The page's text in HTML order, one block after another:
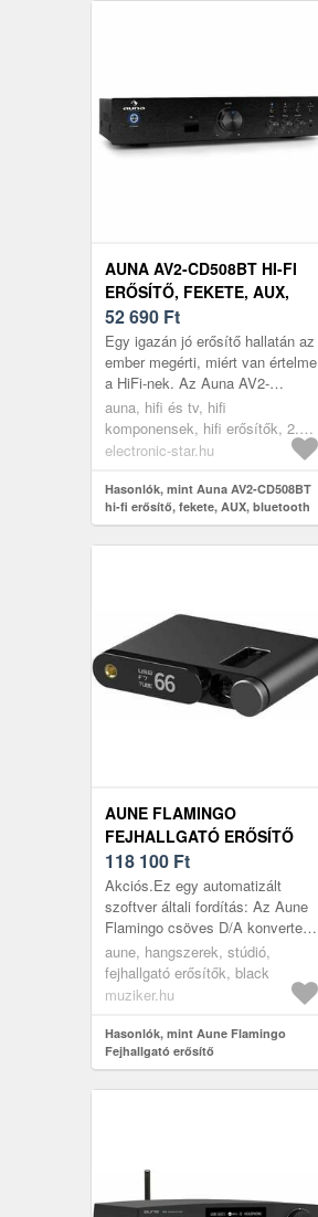
AUNA AV2-CD508BT HI-FI
ERŐSÍTŐ, FEKETE, AUX,
BLUETOOTH
52 690 Ft
Egy igazán jó erősítő hallatán az
ember megérti, miért van értelme
a HiFi-nek. Az Auna AV2-
CD508BT pontosan ezt nyújtja:
tiszta, dinamikus sztereóh...
auna, hifi és tv, hifi
komponensek, hifi erősítők, 2.0
sztereó hifi erősítők
electronic-star.hu
Hasonlók, mint Auna AV2-CD508BT
hi-fi erősítő, fekete, AUX, bluetooth
AUNE FLAMINGO
FEJHALLGATÓ ERŐSÍTŐ
118 100 Ft
Akciós.Ez egy automatizált
szoftver általi fordítás: Az Aune
Flamingo csöves D/A konverter
fejhallgató-erősítővel nem csak
egy csövet tartalmaz a kompakt
...
aune, hangszerek, stúdió,
fejhallgató erősítők, black
muziker.hu
Hasonlók, mint Aune Flamingo
Fejhallgató erősítő